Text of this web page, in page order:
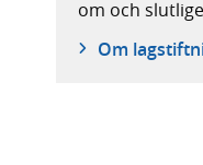
om och
Om